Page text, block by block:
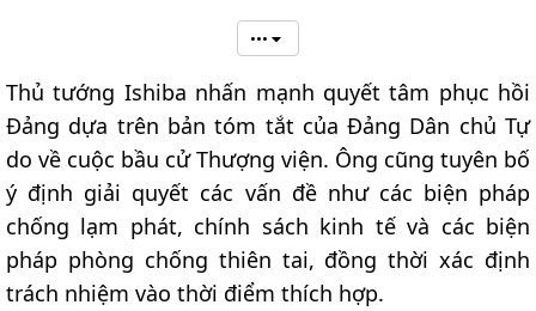
•••
Thủ tướng Ishiba nhấn mạnh quyết tâm phục hồi
Đảng dựa trên bản tóm tắt của Đảng Dân chủ Tự
do về cuộc bầu cử Thượng viện. Ông cũng tuyên bố
ý định giải quyết các vấn đề như các biện pháp
chống lạm phát, chính sách kinh tế và các biện
pháp phòng chống thiên tai, đồng thời xác định
trách nhiệm vào thời điểm thích hợp.